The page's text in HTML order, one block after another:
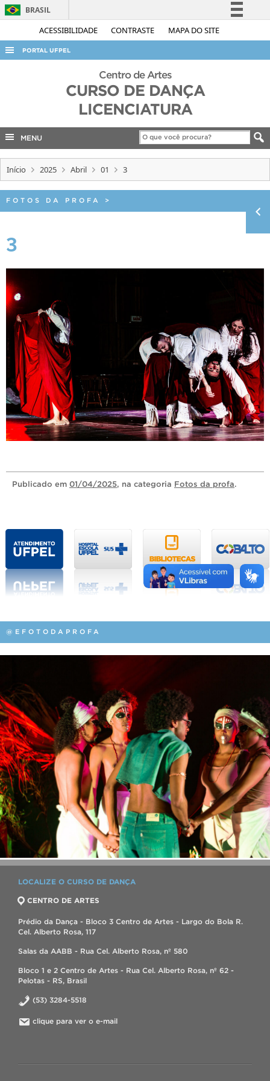
ACESSIBILIDADE CONTRASTE MAPA DO SITE
BRASIL
Simplifique!
Acesso à informação
Legislação
PORTAL UFPEL
ACESSO À INFORMAÇÃO
INTERNACIONAL
Centro de Artes
CURSO DE DANÇA
LICENCIATURA
MENU
Início 2025 Abril 01 3
FOTOS DA PROFA >
3
Publicado em 01/04/2025, na categoria Fotos da profa.
@EFOTODAPROFA
LOCALIZE O CURSO DE DANÇA
CENTRO DE ARTES
Prédio da Dança - Bloco 3 Centro de Artes - Largo do Bola R.
Cel. Alberto Rosa, 117
Salas da AABB - Rua Cel. Alberto Rosa, nº 580
Bloco 1 e 2 Centro de Artes - Rua Cel. Alberto Rosa, nº 62 -
Pelotas - RS, Brasil
(53) 3284-5518
clique para ver o e-mail